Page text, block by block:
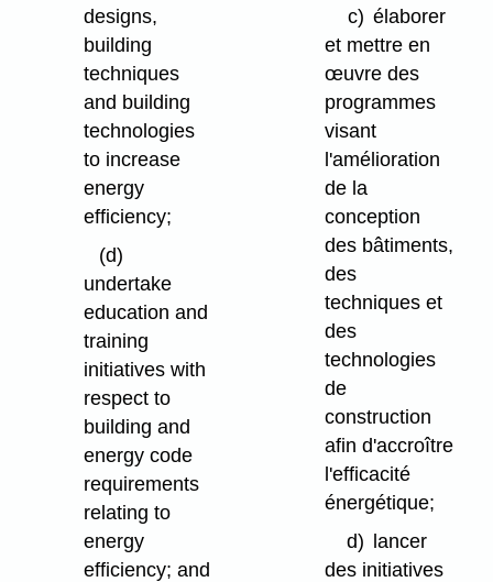
designs,
building
techniques
and building
technologies
to increase
energy
efficiency;
(d)
undertake
education and
training
initiatives with
respect to
building and
energy code
requirements
relating to
energy
efficiency; and
c) élaborer
et mettre en
œuvre des
programmes
visant
l'amélioration
de la
conception
des bâtiments,
des
techniques et
des
technologies
de
construction
afin d'accroître
l'efficacité
énergétique;
d) lancer
des initiatives